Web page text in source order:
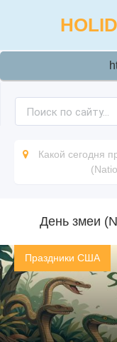
Какой сегодня
День змеи
Праздники США